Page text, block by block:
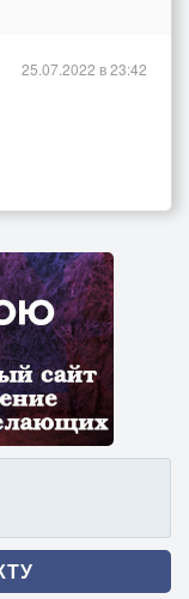
25.07.2022 в 23:42